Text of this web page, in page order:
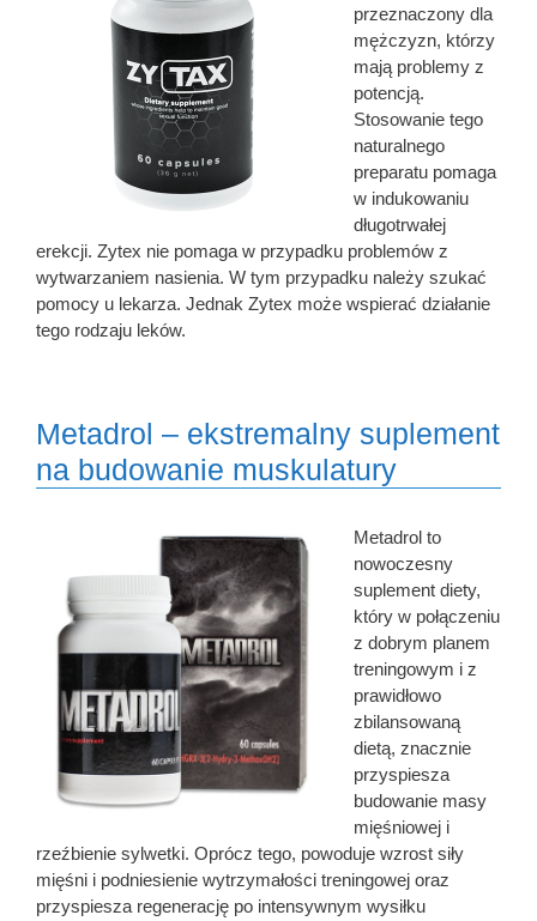
przeznaczony dla
mężczyzn, którzy
mają problemy z
potencją.
Stosowanie tego
naturalnego
preparatu pomaga
w indukowaniu
długotrwałej
erekcji. Zytex nie pomaga w przypadku problemów z
wytwarzaniem nasienia. W tym przypadku należy szukać
pomocy u lekarza. Jednak Zytex może wspierać działanie
tego rodzaju leków.
Metadrol – ekstremalny suplement
na budowanie muskulatury
Metadrol to
nowoczesny
suplement diety,
który w połączeniu
z dobrym planem
treningowym i z
prawidłowo
zbilansowaną
dietą, znacznie
przyspiesza
budowanie masy
mięśniowej i
rzeźbienie sylwetki. Oprócz tego, powoduje wzrost siły
mięśni i podniesienie wytrzymałości treningowej oraz
przyspiesza regenerację po intensywnym wysiłku